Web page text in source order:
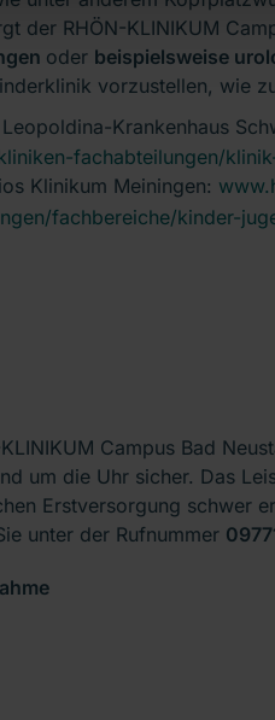
der RHÖN-KLINIKUM
oder beispielsweise
vorzustellen, wie
Krankenhaus
fachabteilungen/
Klinikum Meiningen:
fachbereiche/kinder-
Campus Bad
um die Uhr sicher. Das
Erstversorgung schwer
unter der Rufnummer